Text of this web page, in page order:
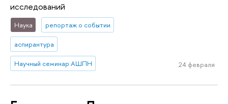
исследований
Наука репортаж о событии
аспирантура
Научный семинар АШПН 24 февраля